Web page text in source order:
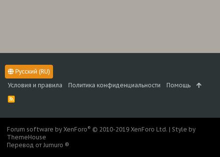
Русский (RU)
Условия и правила
Политика конфиденциальности Помощь
R
S
Forum software by XenForo® © 2010-2019 XenForo Ltd. | Style by
ThemeHouse
Перевод от Jumuro ®